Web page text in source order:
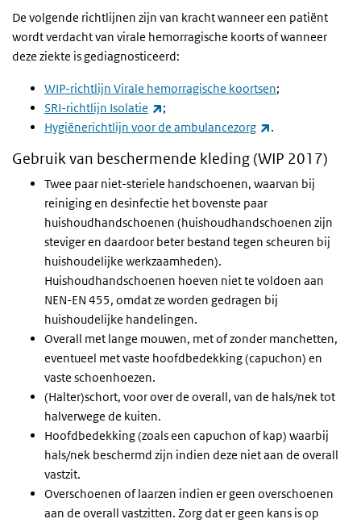
De volgende richtlijnen zijn van kracht wanneer een patiënt
wordt verdacht van virale hemorragische koorts of wanneer
deze ziekte is gediagnosticeerd:
WIP-richtlijn Virale hemorragische koortsen;
SRI-richtlijn Isolatie
(externe link)
;
Hygiënerichtlijn voor de ambulancezorg
(externe link)
.
Gebruik van beschermende kleding (WIP 2017)
Twee paar niet-steriele handschoenen, waarvan bij
reiniging en desinfectie het bovenste paar
huishoudhandschoenen (huishoudhandschoenen zijn
steviger en daardoor beter bestand tegen scheuren bij
huishoudelijke werkzaamheden).
Huishoudhandschoenen hoeven niet te voldoen aan
NEN-EN 455, omdat ze worden gedragen bij
huishoudelijke handelingen.
Overall met lange mouwen, met of zonder manchetten,
eventueel met vaste hoofdbedekking (capuchon) en
vaste schoenhoezen.
(Halter)schort, voor over de overall, van de hals/nek tot
halverwege de kuiten.
Hoofdbedekking (zoals een capuchon of kap) waarbij
hals/nek beschermd zijn indien deze niet aan de overall
vastzit.
Overschoenen of laarzen indien er geen overschoenen
aan de overall vastzitten. Zorg dat er geen kans is op